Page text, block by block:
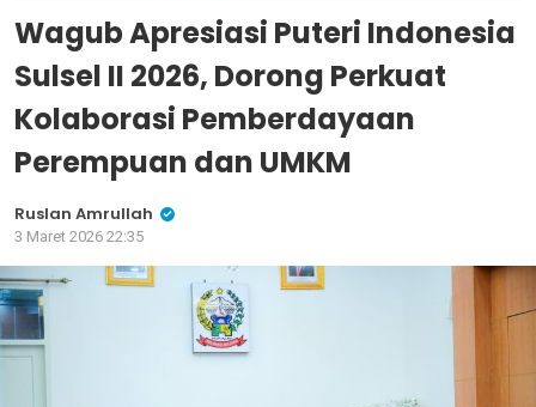
Wagub Apresiasi Puteri Indonesia
Sulsel II 2026, Dorong Perkuat
Kolaborasi Pemberdayaan
Perempuan dan UMKM
Ruslan Amrullah
3 Maret 2026 22:35